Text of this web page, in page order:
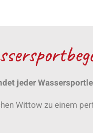
jeder
Wittow zu einem